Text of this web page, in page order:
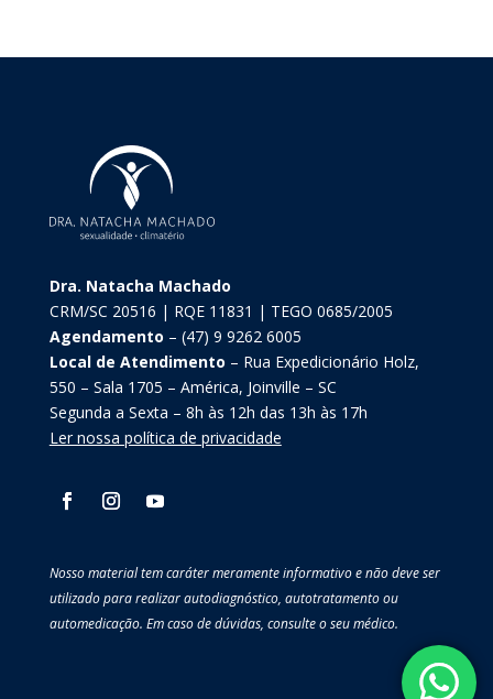
Dra. Natacha Machado
CRM/SC 20516 | RQE 11831 | TEGO 0685/2005
Agendamento – (47) 9 9262 6005
Local de Atendimento – Rua Expedicionário Holz,
550 – Sala 1705 – América, Joinville – SC
Segunda a Sexta – 8h às 12h das 13h às 17h
Ler nossa política de privacidade
Nosso material tem caráter meramente informativo e não deve ser
utilizado para realizar autodiagnóstico, autotratamento ou
automedicação. Em caso de dúvidas, consulte o seu médico.